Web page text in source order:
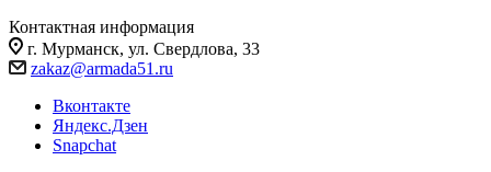
Контактная информация
г. Мурманск, ул. Свердлова, 33
zakaz@armada51.ru
Вконтакте
Яндекс.Дзен
Snapchat